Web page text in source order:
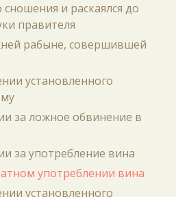
и раскаялся до
правителя
рабыне, совершившей
установленного
за ложное обвинение в
за употребление вина
употреблении вина
установленного